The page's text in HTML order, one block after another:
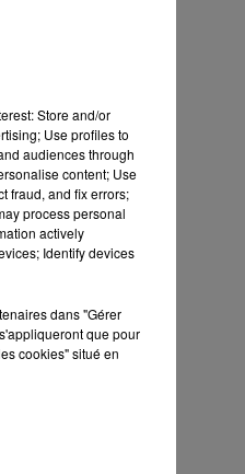
Store and/or
Use profiles to
audiences through
content; Use
fraud, and fix errors;
process personal
actively
Identify devices
dans "Gérer
que pour
cookies" situé en